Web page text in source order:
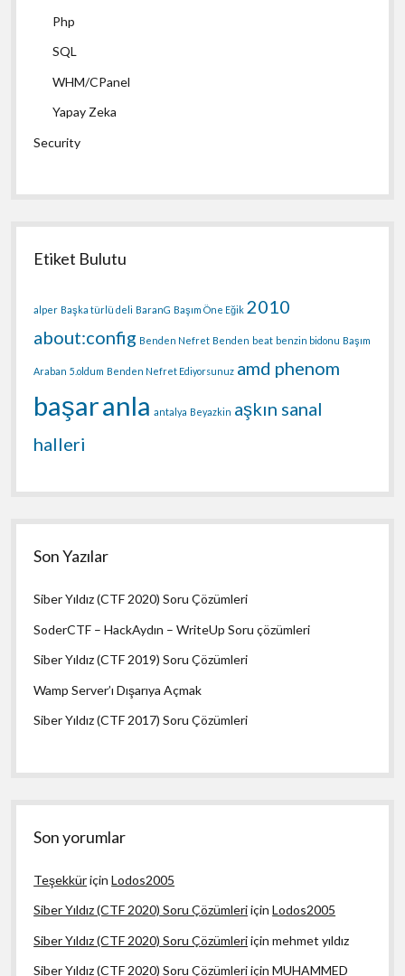
Php
SQL
WHM/CPanel
Yapay Zeka
Security
Etiket Bulutu
alper Başka türlü deli BaranG Başım Öne Eğik 2010
about:config Benden Nefret Benden beat benzin bidonu Başım
Araban 5.oldum Benden Nefret Ediyorsunuz amd phenom
başaranla antalya Beyazkin aşkın sanal
halleri
Son Yazılar
Siber Yıldız (CTF 2020) Soru Çözümleri
SoderCTF – HackAydın – WriteUp Soru çözümleri
Siber Yıldız (CTF 2019) Soru Çözümleri
Wamp Server’ı Dışarıya Açmak
Siber Yıldız (CTF 2017) Soru Çözümleri
Son yorumlar
TeşekküriçinLodos2005
Siber Yıldız (CTF 2020) Soru ÇözümleriiçinLodos2005
Siber Yıldız (CTF 2020) Soru Çözümleriiçinmehmet yıldız
Siber Yıldız (CTF 2020) Soru ÇözümleriiçinMUHAMMED